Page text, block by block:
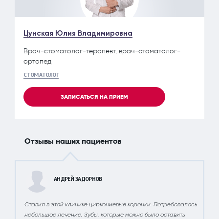
Коронка цельнолитая (CoCr)
9 500 руб.
Коронка металлокерамическая
13 400 руб.
премиум
33 900 руб.
премиум
Коронка металлокерамическая премиум
19 700 руб.
Керамическая коронка на каркасе Emax
26 100 руб.
Цунская Юлия Владимировна
Врач-стоматолог-терапевт, врач-стоматолог-
ортопед
СТОМАТОЛОГ
ЗАПИСАТЬСЯ НА ПРИЕМ
Отзывы наших пациентов
АНДРЕЙ ЗАДОРНОВ
Ставил в этой клинике циркониевые коронки. Потребовалось
небольшое лечение. Зубы, которые можно было оставить